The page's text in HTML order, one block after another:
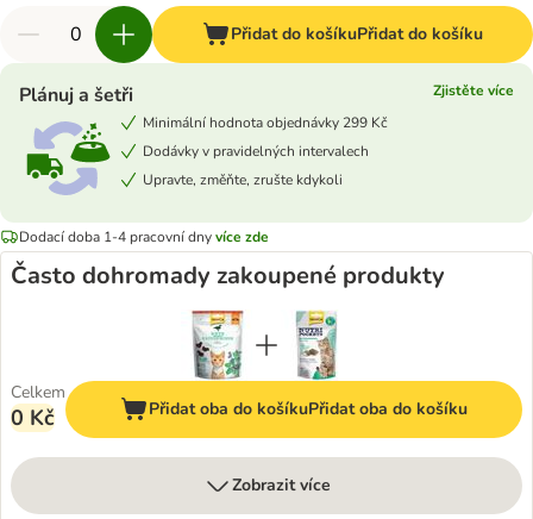
Přidat do košíkuPřidat do košíku
Plánuj a šetři
Zjistěte více
Minimální hodnota objednávky 299 Kč
Dodávky v pravidelných intervalech
Upravte, změňte, zrušte kdykoli
Dodací doba 1-4 pracovní dnyvíce zde
Často dohromady zakoupené produkty
Celkem
0 Kč Přidat oba do košíkuPřidat oba do košíku
Zobrazit více